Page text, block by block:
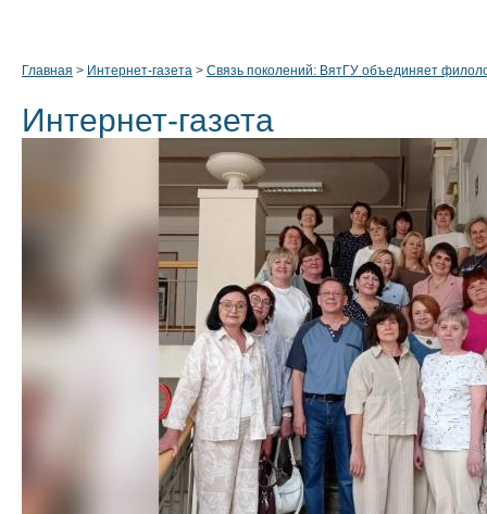
Главная > Интернет-газета > Связь поколений: ВятГУ объединяет
Интернет-газета